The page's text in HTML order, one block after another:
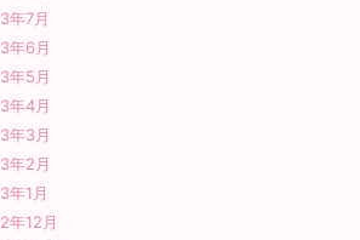
年7月
年6月
年5月
年4月
年3月
年2月
年1月
年12月